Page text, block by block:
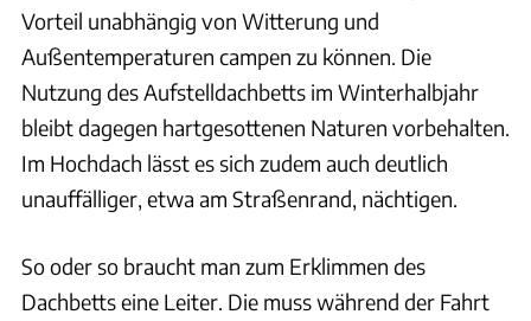
Vorteil unabhängig von Witterung und
Außentemperaturen campen zu können. Die
Nutzung des Aufstelldachbetts im Winterhalbjahr
bleibt dagegen hartgesottenen Naturen vorbehalten.
Im Hochdach lässt es sich zudem auch deutlich
unauffälliger, etwa am Straßenrand, nächtigen.
So oder so braucht man zum Erklimmen des
Dachbetts eine Leiter. Die muss während der Fahrt